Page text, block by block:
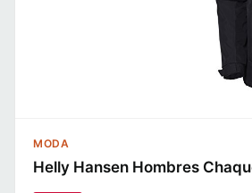
MODA
Helly Hansen Hombres